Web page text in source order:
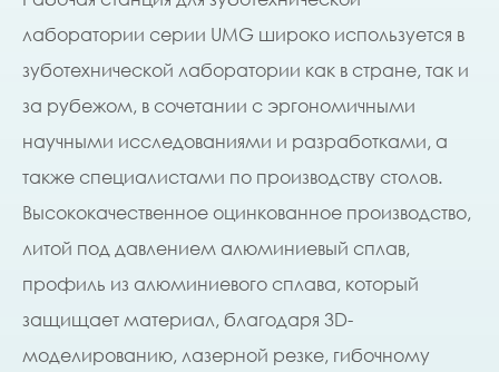
лаборатории серии UMG широко используется в
зуботехнической лаборатории как в стране, так и
за рубежом, в сочетании с эргономичными
научными исследованиями и разработками, а
также специалистами по производству столов.
Высококачественное оцинкованное производство,
литой под давлением алюминиевый сплав,
профиль из алюминиевого сплава, который
защищает материал, благодаря 3D-
моделированию, лазерной резке, гибочному